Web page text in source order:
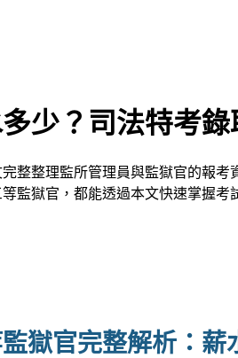
少？司法特考
整整理監所管理員與監獄官的報
監獄官，都能透過本文快速掌握
獄官完整解析：